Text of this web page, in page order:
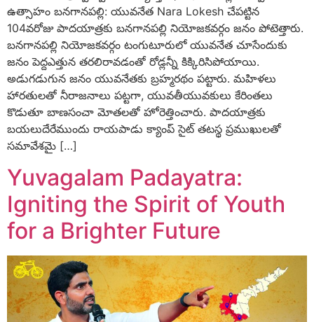
ఉత్సాహం బనగానపల్లి: యువనేత Nara Lokesh చేపట్టిన
104వరోజు పాదయాత్రకు బనగానపల్లి నియోజకవర్గం జనం పోటెత్తారు.
బనగానపల్లి నియోజకవర్గం టంగుటూరులో యువనేత చూసేందుకు
జనం పెద్దఎత్తున తరలిరావడంతో రోడ్లన్నీ కిక్కిరిసిపోయాయి.
అడుగడుగున జనం యువనేతకు బ్రహ్మరథం పట్టారు. మహిళలు
హారతులతో నీరాజనాలు పట్టగా, యువతీయువకులు కేరింతలు
కొడుతూ బాణసంచా మోతలతో హోరెత్తించారు. పాదయాత్రకు
బయలుదేరేముందు రాయపాడు క్యాంప్ సైట్ తటస్థ ప్రముఖులతో
సమావేశమై […]
Yuvagalam Padayatra:
Igniting the Spirit of Youth
for a Brighter Future